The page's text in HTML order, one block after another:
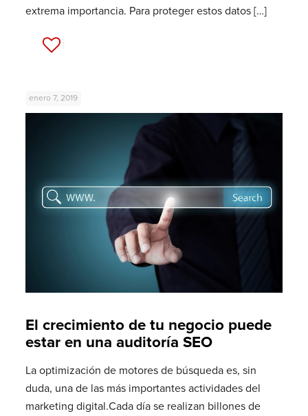
extrema importancia. Para proteger estos datos[…]
71
enero 7, 2019
El crecimiento de tu negocio puede
estar en una auditoría SEO
La optimización de motores de búsqueda es, sin
duda, una de las más importantes actividades del
marketing digital.Cada día se realizan billones de